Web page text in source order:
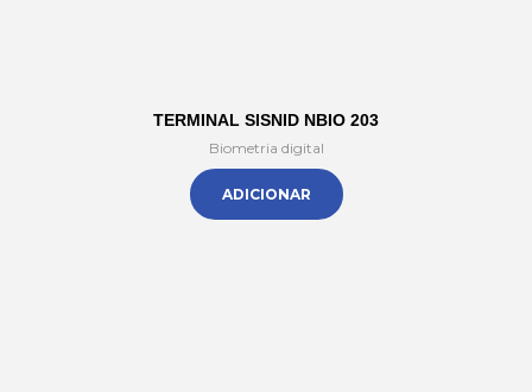
TERMINAL SISNID NBIO 203
Biometria digital
ADICIONAR